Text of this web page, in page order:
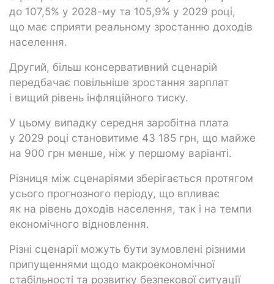
до 107,5% у 2028-му та 105,9% у 2029 році,
що має сприяти реальному зростанню доходів
населення.
Другий, більш консервативний сценарій
передбачає повільніше зростання зарплат
і вищий рівень інфляційного тиску.
У цьому випадку середня заробітна плата
у 2029 році становитиме 43 185 грн, що майже
на 900 грн менше, ніж у першому варіанті.
Різниця між сценаріями зберігається протягом
усього прогнозного періоду, що впливає
як на рівень доходів населення, так і на темпи
економічного відновлення.
Різні сценарії можуть бути зумовлені різними
припущеннями щодо макроекономічної
стабільності та розвитку безпекової ситуації